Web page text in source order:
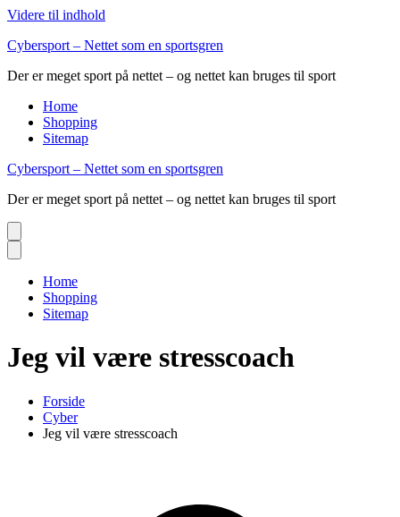
Videre til indhold
Cybersport – Nettet som en sportsgren
Der er meget sport på nettet – og nettet kan bruges til sport
Home
Shopping
Sitemap
Cybersport – Nettet som en sportsgren
Der er meget sport på nettet – og nettet kan bruges til sport
Home
Shopping
Sitemap
Jeg vil være stresscoach
Forside
Cyber
Jeg vil være stresscoach